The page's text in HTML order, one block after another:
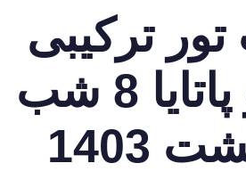
ترکیبی
پوکت و پاتایا 8 شب
1403